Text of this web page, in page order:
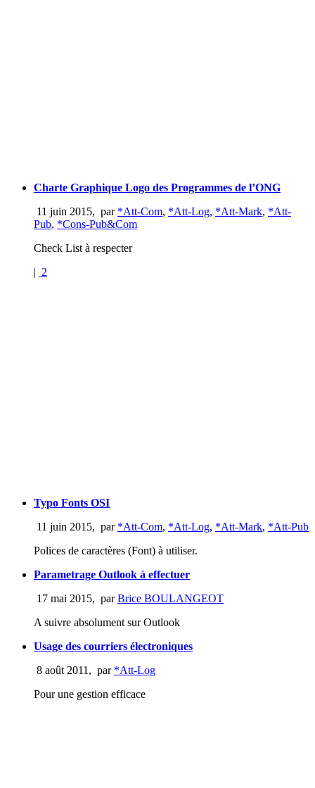
Charte Graphique Logo des Programmes de l’ONG
11 juin 2015, par *Att-Com, *Att-Log, *Att-Mark, *Att-
Pub, *Cons-Pub&Com
Check List à respecter
| 2
Typo Fonts OSI
11 juin 2015, par *Att-Com, *Att-Log, *Att-Mark, *Att-Pub
Polices de caractères (Font) à utiliser.
Parametrage Outlook à effectuer
17 mai 2015, parBrice BOULANGEOT
A suivre absolument sur Outlook
Usage des courriers électroniques
8 août 2011 , par *Att-Log
Pour une gestion efficace